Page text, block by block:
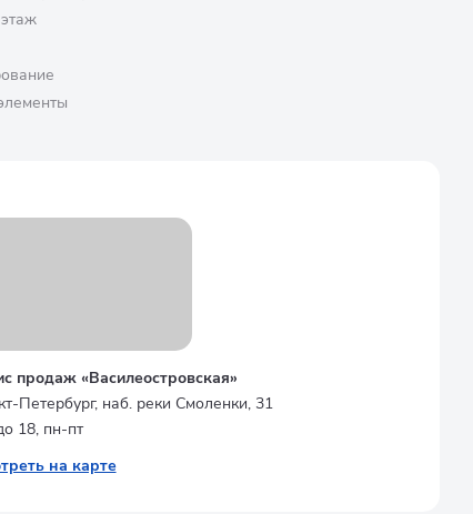
продаж «Василеостровская»
Петербург, наб. реки Смоленки, 31
18, пн-пт
на карте